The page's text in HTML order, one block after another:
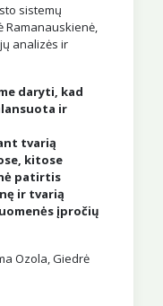
sistemų
Ramanauskienė,
analizės ir
daryti, kad
ir
tvarią
kitose
patirtis
ir tvarią
įpročių
Ozola, Giedrė